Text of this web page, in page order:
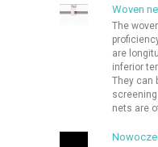
Woven
The
are
inferior
They can
nets are